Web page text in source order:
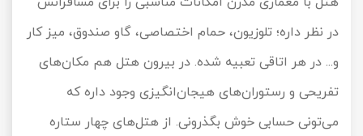
در نظر داره؛ تلوزیون، حمام اختصاصی، گاو صندوق، میز کار
و... در هر اتاقی تعبیه شده. در بیرون هتل هم مکان‌های
تفریحی و رستوران‌های هیجان‌انگیزی وجود داره که
می‌تونی حسابی خوش بگذرونی. از هتل‌های چهار ستاره